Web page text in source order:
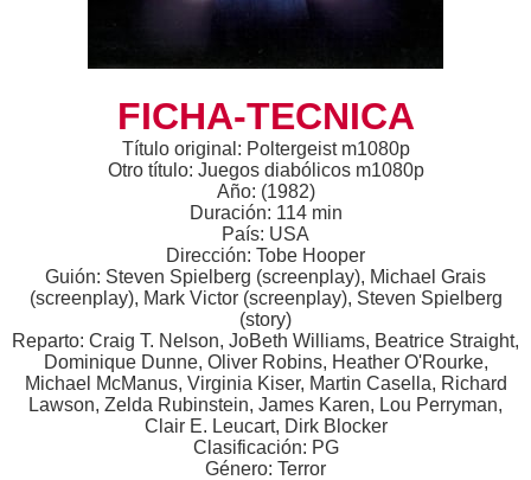
FICHA-TECNICA
Título original: Poltergeist m1080p
Otro título: Juegos diabólicos m1080p
Año: (1982)
Duración: 114 min
País: USA
Dirección: Tobe Hooper
Guión: Steven Spielberg (screenplay), Michael Grais
(screenplay), Mark Victor (screenplay), Steven Spielberg
(story)
Reparto: Craig T. Nelson, JoBeth Williams, Beatrice Straight,
Dominique Dunne, Oliver Robins, Heather O'Rourke,
Michael McManus, Virginia Kiser, Martin Casella, Richard
Lawson, Zelda Rubinstein, James Karen, Lou Perryman,
Clair E. Leucart, Dirk Blocker
Clasificación: PG
Género: Terror